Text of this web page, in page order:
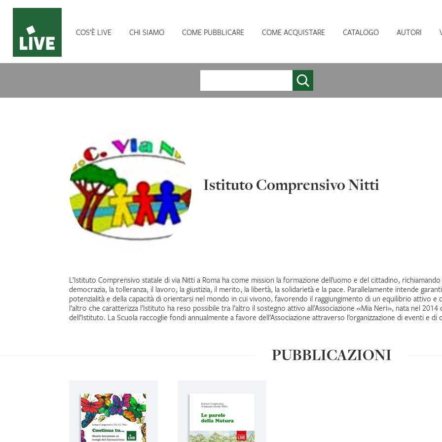
COS’È LIVE CHI SIAMO COME PUBBLICARE COME ACQUISTARE CATALOGO AUTORI
Istituto Comprensivo Nitti
L’Istituto Comprensivo statale di via Nitti a Roma ha come mission la formazione dell’uomo e del cittadino,
democrazia, la tolleranza, il lavoro, la giustizia, il merito, la libertà, la solidarietà e la pace. Parallelamente intende
potenzialità e della capacità di orientarsi nel mondo in cui vivono, favorendo il raggiungimento di un equilibrio attivo e
l’altro che caratterizza l’Istituto ha reso possibile tra l’altro il sostegno attivo all’Associazione «Mia Neri», nata nel
dell’Istituto. La Scuola raccoglie fondi annualmente a favore dell’Associazione attraverso l’organizzazione di eventi e
PUBBLICAZIONI